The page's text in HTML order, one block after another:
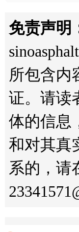
免责声明
所包含内
证。请读
体的信息
和对其真
系的，请